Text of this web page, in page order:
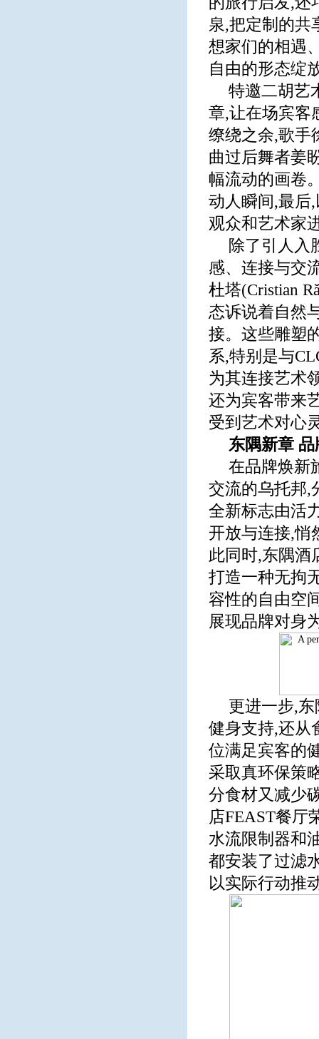
泉,把定制的共
想家们的相遇
自由的形态绽
特邀二胡艺
章,让在场宾客
缭绕之余,歌手
曲过后舞者姜
幅流动的画卷
动人瞬间,最后
观众和艺术家
除了引人入
感、连接与交
杜塔(Cristian
态诉说着自然
接。这些雕塑
系,特别是与
为其连接艺术
还为宾客带来
受到艺术对心
东隅新章
在品牌焕新
交流的乌托邦,
全新标志由活
开放与连接,悄
此同时,东隅酒
打造一种无拘
容性的自由空
展现品牌对身
更进一步,
健身支持,还从
位满足宾客的
采取真环保策
分食材又减少
店FEAST餐厅
水流限制器和
都安装了过滤
以实际行动推